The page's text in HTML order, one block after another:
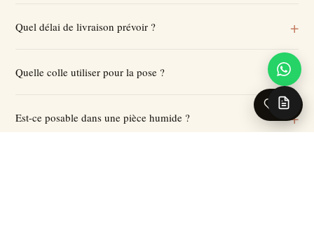
Quel délai de livraison prévoir ?
Quelle colle utiliser pour la pose ?
Est-ce posable dans une pièce humide ?
0